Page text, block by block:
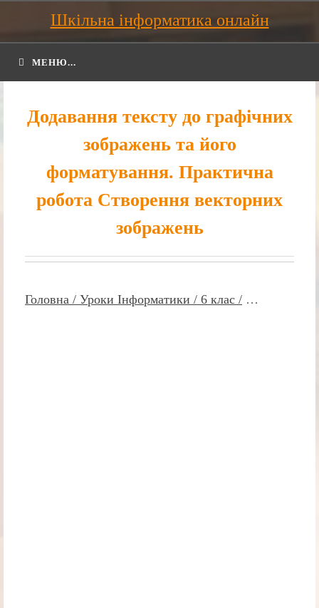
Шкільна інформатика онлайн
МЕНЮ...
Додавання тексту до графічних
зображень та його
форматування. Практична
робота Створення векторних
зображень
Головна / Уроки Інформатики / 6 клас / …